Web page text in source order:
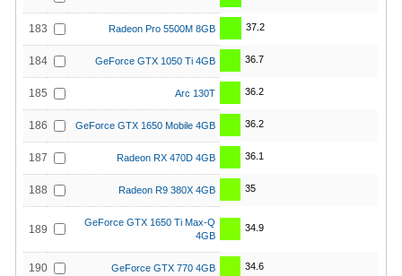
183 Radeon Pro 5500M 8GB 37.2
184 GeForce GTX 1050 Ti 4GB 36.7
185 Arc 130T 36.2
186 GeForce GTX 1650 Mobile 4GB 36.2
187 Radeon RX 470D 4GB 36.1
188 Radeon R9 380X 4GB 35
189
GeForce GTX 1650 Ti Max-Q
4GB
34.9
190 GeForce GTX 770 4GB 34.6